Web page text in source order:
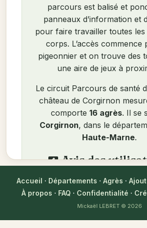
parcours est balisé et
panneaux d’information et
pour faire travailler toutes les
corps. L’accès commence
pigeonnier et on trouve des
une aire de jeux à
Le circuit Parcours de santé
château de Corgirnon
comporte 16 agrès. Il se
Corgirnon, dans le
Haute-Marne.
rate_reviewAvis des
loginConnectez-vous pour
avis
Aucun avis pour le moment.
Accueil · Départements · Agrès ·
À propos · FAQ · Confidentialité ·
Mickaël LEBRET© 2026